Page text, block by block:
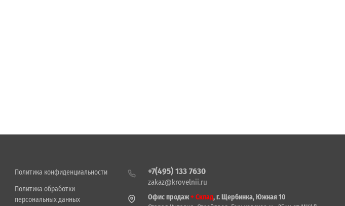
Политика конфиденциальности
Политика обработки
персональных данных
+7(495) 133 7630
zakaz@krovelnii.ru
Офис продаж+ Склад, г. Щербинка, Южная 10